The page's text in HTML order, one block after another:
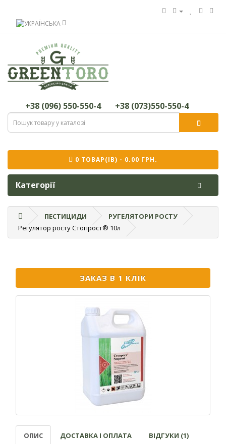
+38 (096) 550-550-4 +38 (073)550-550-4
0 ТОВАР(ІВ) - 0.00 ГРН.
Категорії
ПЕСТИЦИДИ
РУГЕЛЯТОРИ РОСТУ
Регулятор росту Стопрост® 10л
ЗАКАЗ В 1 КЛІК
ОПИС ДОСТАВКА І ОПЛАТА ВІДГУКИ (1)